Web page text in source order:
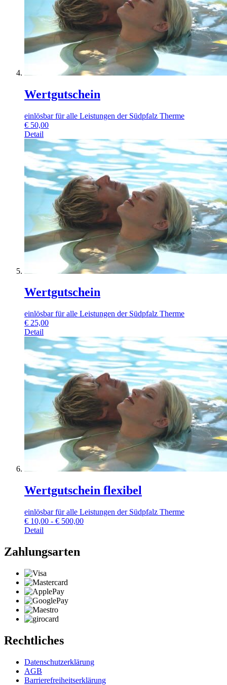
Wertgutschein
einlösbar für alle Leistungen der Südpfalz Therme
€ 50,00
Detail
Wertgutschein
einlösbar für alle Leistungen der Südpfalz Therme
€ 25,00
Detail
Wertgutschein flexibel
einlösbar für alle Leistungen der Südpfalz Therme
€ 10,00 - € 500,00
Detail
Zahlungsarten
Rechtliches
Datenschutzerklärung
AGB
Barrierefreiheitserklärung